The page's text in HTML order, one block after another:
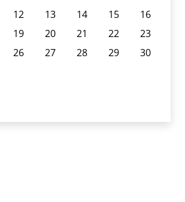
12 13 14 15
16
19 20 21 22
23
26 27 28 29
30